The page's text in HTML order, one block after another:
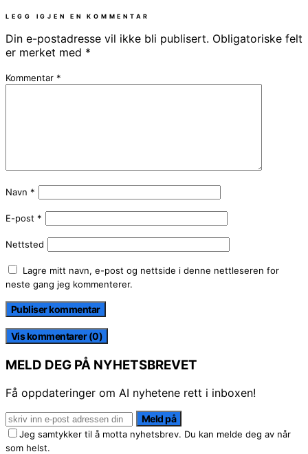
LEGG IGJEN EN KOMMENTAR
Din e-postadresse vil ikke bli publisert. Obligatoriske felt
er merket med *
Kommentar *
Navn *
E-post *
Nettsted
Lagre mitt navn, e-post og nettside i denne nettleseren for
neste gang jeg kommenterer.
Vis kommentarer (0)
MELD DEG PÅ NYHETSBREVET
Få oppdateringer om AI nyhetene rett i inboxen!
Meld på
Jeg samtykker til å motta nyhetsbrev. Du kan melde deg av når
som helst.